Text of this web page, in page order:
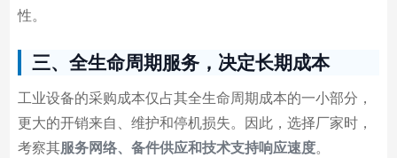
性。
三、全生命周期服务，决定长期成本
工业设备的采购成本仅占其全生命周期成本的一小部分，
更大的开销来自、维护和停机损失。因此，选择厂家时，
考察其服务网络、备件供应和技术支持响应速度。